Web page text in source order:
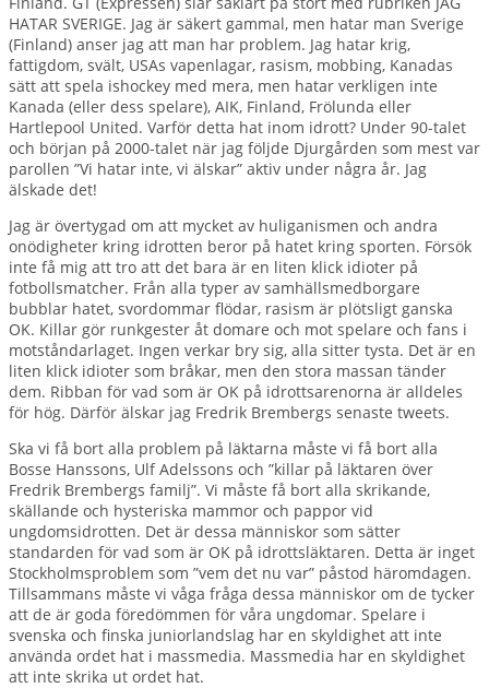
HATAR SVERIGE. Jag är säkert gammal, men hatar man Sverige
(Finland) anser jag att man har problem. Jag hatar krig,
fattigdom, svält, USAs vapenlagar, rasism, mobbing, Kanadas
sätt att spela ishockey med mera, men hatar verkligen inte
Kanada (eller dess spelare), AIK, Finland, Frölunda eller
Hartlepool United. Varför detta hat inom idrott? Under 90-talet
och början på 2000-talet när jag följde Djurgården som mest var
parollen ”Vi hatar inte, vi älskar” aktiv under några år. Jag
älskade det!
Jag är övertygad om att mycket av huliganismen och andra
onödigheter kring idrotten beror på hatet kring sporten. Försök
inte få mig att tro att det bara är en liten klick idioter på
fotbollsmatcher. Från alla typer av samhällsmedborgare
bubblar hatet, svordommar flödar, rasism är plötsligt ganska
OK. Killar gör runkgester åt domare och mot spelare och fans i
motståndarlaget. Ingen verkar bry sig, alla sitter tysta. Det är en
liten klick idioter som bråkar, men den stora massan tänder
dem. Ribban för vad som är OK på idrottsarenorna är alldeles
för hög. Därför älskar jag Fredrik Brembergs senaste tweets.
Ska vi få bort alla problem på läktarna måste vi få bort alla
Bosse Hanssons, Ulf Adelssons och ”killar på läktaren över
Fredrik Brembergs familj”. Vi måste få bort alla skrikande,
skällande och hysteriska mammor och pappor vid
ungdomsidrotten. Det är dessa människor som sätter
standarden för vad som är OK på idrottsläktaren. Detta är inget
Stockholmsproblem som ”vem det nu var” påstod häromdagen.
Tillsammans måste vi våga fråga dessa människor om de tycker
att de är goda föredömmen för våra ungdomar. Spelare i
svenska och finska juniorlandslag har en skyldighet att inte
använda ordet hat i massmedia. Massmedia har en skyldighet
att inte skrika ut ordet hat.